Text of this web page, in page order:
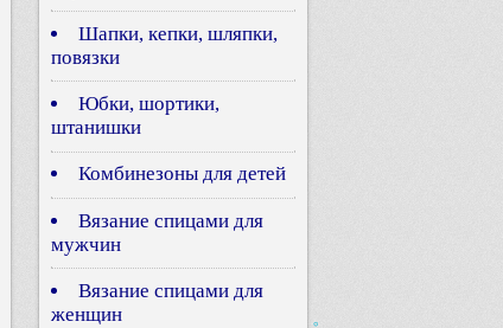
Шапки, кепки, шляпки,
повязки
Юбки, шортики,
штанишки
Комбинезоны для детей
Вязание спицами для
мужчин
Вязание спицами для
женщин